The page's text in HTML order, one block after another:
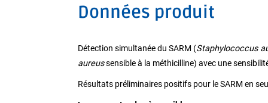
Données produit
Détection simultanée du SARM (Staphylococcus
aureussensible à la méthicilline) avec une
Résultats préliminaires positifs pour le SARM en